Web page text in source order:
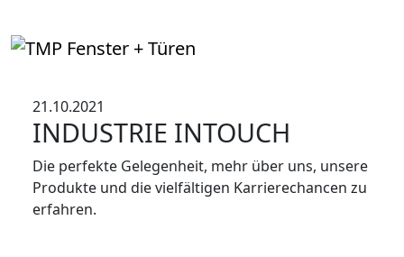
21.10.2021
INDUSTRIE INTOUCH
Die perfekte Gelegenheit, mehr über uns, unsere
Produkte und die vielfältigen Karrierechancen zu
erfahren.